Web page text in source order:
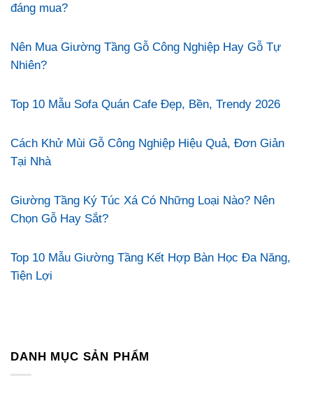
đáng mua?
Nên Mua Giường Tầng Gỗ Công Nghiệp Hay Gỗ Tự
Nhiên?
Top 10 Mẫu Sofa Quán Cafe Đẹp, Bền, Trendy 2026
Cách Khử Mùi Gỗ Công Nghiệp Hiệu Quả, Đơn Giản
Tại Nhà
Giường Tầng Ký Túc Xá Có Những Loại Nào? Nên
Chọn Gỗ Hay Sắt?
Top 10 Mẫu Giường Tầng Kết Hợp Bàn Học Đa Năng,
Tiện Lợi
DANH MỤC SẢN PHẨM